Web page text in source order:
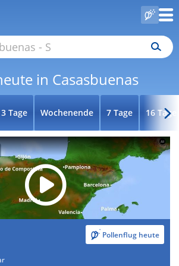
in Casasbuenas
3 Tage Wochenende 7 Tage 16 Tage
Pollenflug heute